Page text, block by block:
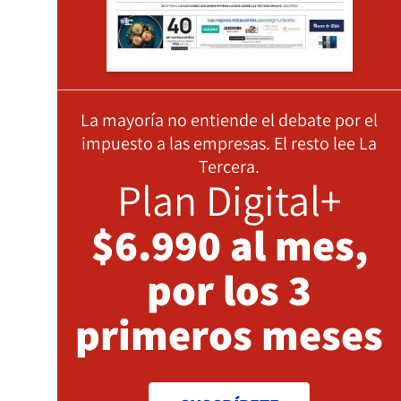
La mayoría no entiende el debate por el
impuesto a las empresas. El resto lee La
Tercera.
Plan Digital+
$6.990 al mes,
por los 3
primeros meses